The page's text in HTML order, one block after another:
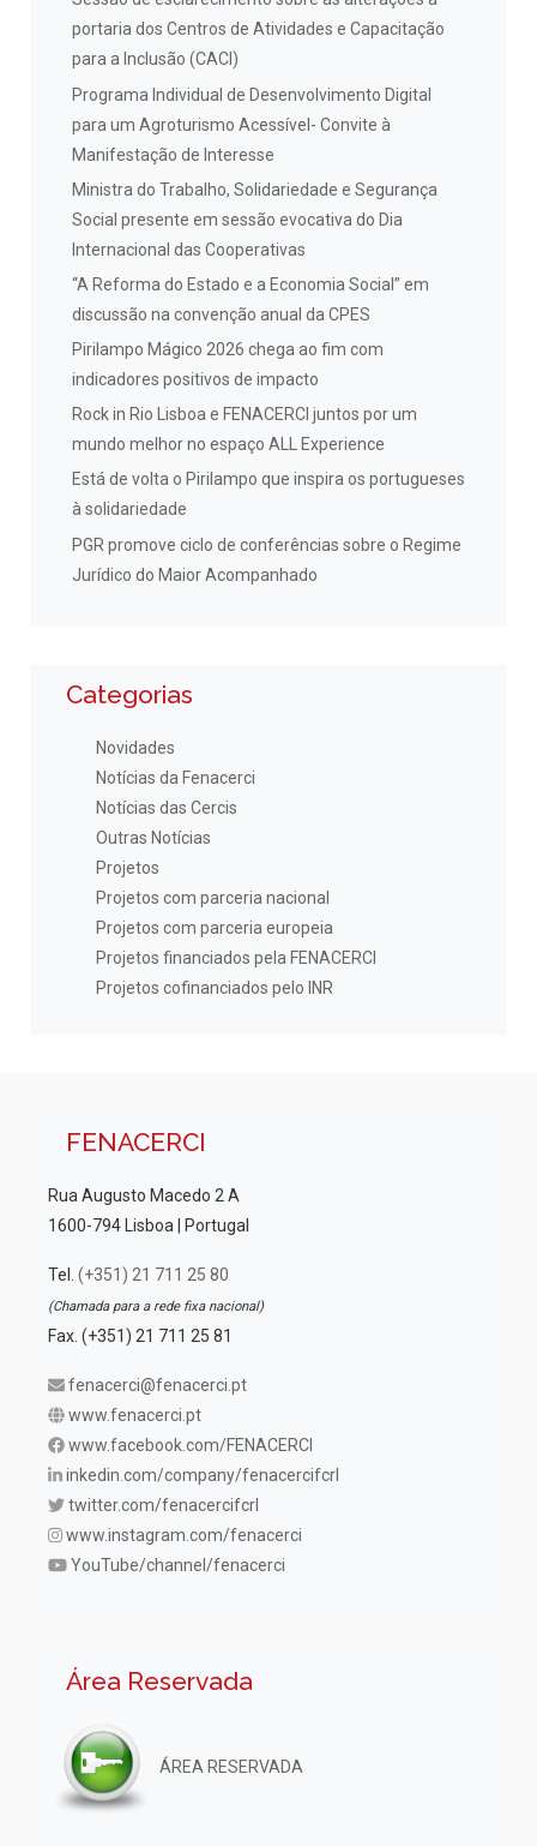
portaria dos Centros de Atividades e Capacitação
para a Inclusão (CACI)
Programa Individual de Desenvolvimento Digital
para um Agroturismo Acessível- Convite à
Manifestação de Interesse
Ministra do Trabalho, Solidariedade e Segurança
Social presente em sessão evocativa do Dia
Internacional das Cooperativas
“A Reforma do Estado e a Economia Social” em
discussão na convenção anual da CPES
Pirilampo Mágico 2026 chega ao fim com
indicadores positivos de impacto
Rock in Rio Lisboa e FENACERCI juntos por um
mundo melhor no espaço ALL Experience
Está de volta o Pirilampo que inspira os portugueses
à solidariedade
PGR promove ciclo de conferências sobre o Regime
Jurídico do Maior Acompanhado
Categorias
Novidades
Notícias da Fenacerci
Notícias das Cercis
Outras Notícias
Projetos
Projetos com parceria nacional
Projetos com parceria europeia
Projetos financiados pela FENACERCI
Projetos cofinanciados pelo INR
FENACERCI
Rua Augusto Macedo 2 A
1600-794 Lisboa | Portugal
Tel. (+351) 21 711 25 80
(Chamada para a rede fixa nacional)
Fax. (+351) 21 711 25 81
fenacerci@fenacerci.pt
www.fenacerci.pt
www.facebook.com/FENACERCI
inkedin.com/company/fenacercifcrl
twitter.com/fenacercifcrl
www.instagram.com/fenacerci
YouTube/channel/fenacerci
Área Reservada
ÁREA RESERVADA